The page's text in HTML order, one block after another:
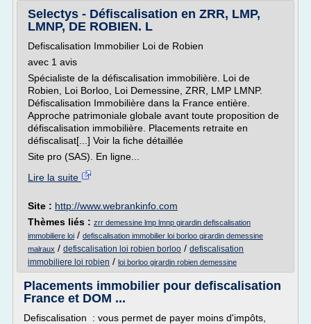
Selectys - Défiscalisation en ZRR, LMP,
LMNP, DE ROBIEN. L
Defiscalisation Immobilier Loi de Robien
avec 1 avis
Spécialiste de la défiscalisation immobilière. Loi de
Robien, Loi Borloo, Loi Demessine, ZRR, LMP LMNP.
Défiscalisation Immobilière dans la France entière.
Approche patrimoniale globale avant toute proposition de
défiscalisation immobilière. Placements retraite en
défiscalisat[...] Voir la fiche détaillée
Site pro (SAS). En ligne...
Lire la suite
Site : http://www.webrankinfo.com
Thèmes liés : zrr demessine lmp lmnp girardin defiscalisation
immobiliere loi / defiscalisation immobilier loi borloo girardin demessine
malraux / defiscalisation loi robien borloo / defiscalisation
immobiliere loi robien / loi borloo girardin robien demessine
Placements immobilier pour defiscalisation
France et DOM ...
Defiscalisation : vous permet de payer moins d'impôts,